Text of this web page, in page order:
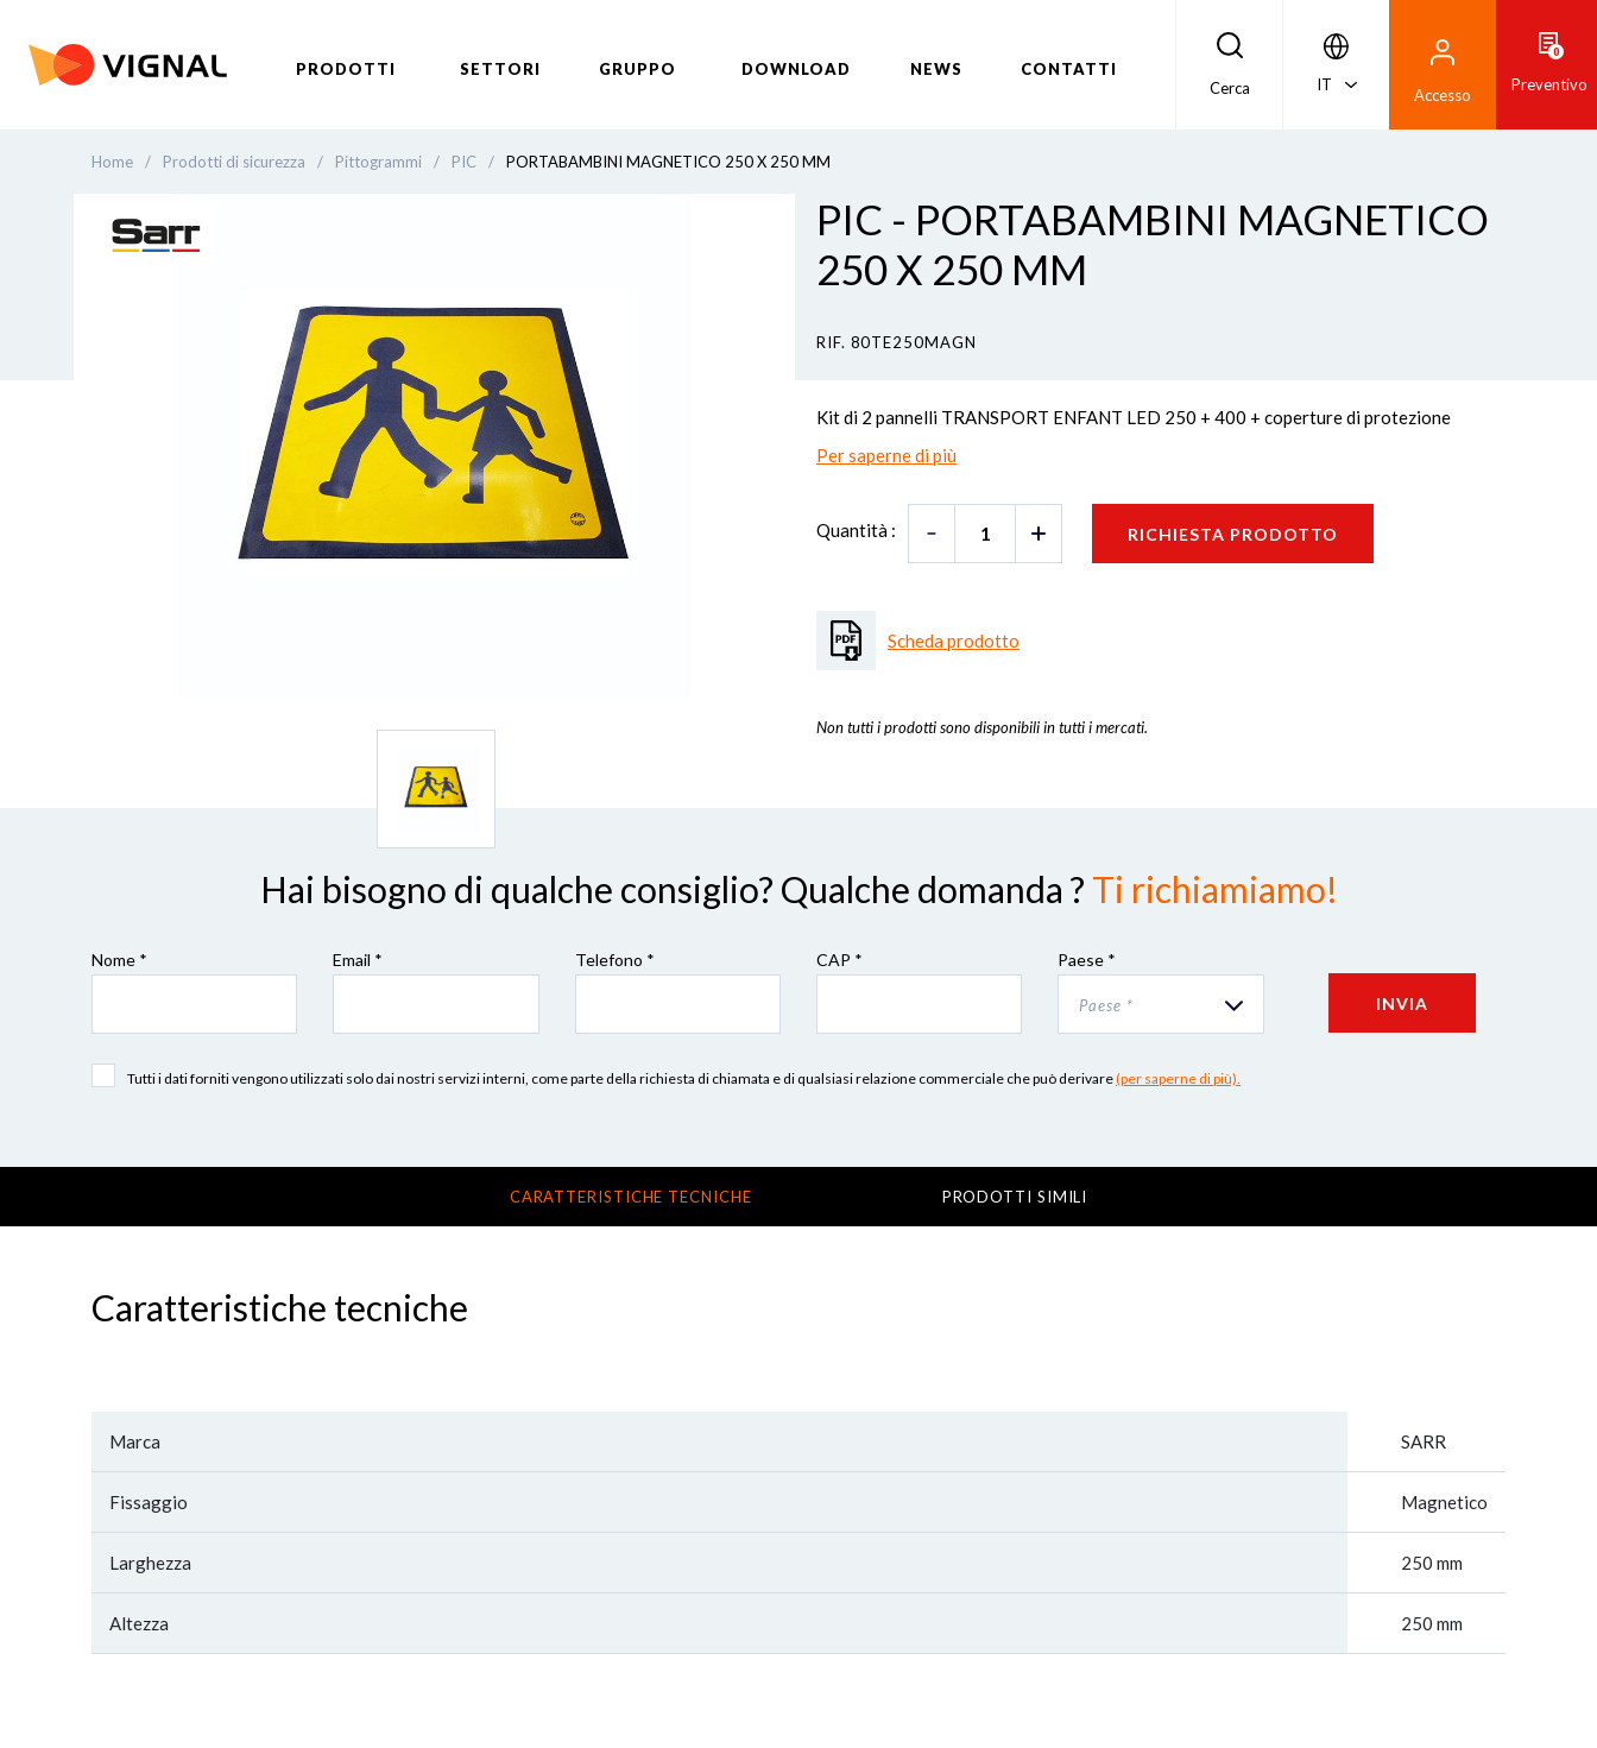
PRODOTTI SETTORI GRUPPO DOWNLOAD NEWS
CONTATTI
Cerca
IT
Accesso
0
Preventivo
Home / Prodotti di sicurezza / Pittogrammi / PIC / PORTABAMBINI MAGNETICO 250 X 250 MM
PIC - PORTABAMBINI MAGNETICO
250 X 250 MM
RIF. 80TE250MAGN
Kit di 2 pannelli TRANSPORT ENFANT LED 250 + 400 + coperture di protezione
Per saperne di più
Quantità : RICHIESTA PRODOTTO
Scheda prodotto
Non tutti i prodotti sono disponibili in tutti i mercati.
Hai bisogno di qualche consiglio? Qualche domanda ? Ti richiamiamo!
Nome * Email * Telefono * CAP * Paese *
Paese * INVIA
Tutti i dati forniti vengono utilizzati solo dai nostri servizi interni, come parte della richiesta di chiamata e di qualsiasi relazione commerciale che può derivare(per saperne di più).
CARATTERISTICHE TECNICHE PRODOTTI SIMILI
Caratteristiche tecniche
Marca SARR
Fissaggio Magnetico
Larghezza 250 mm
Altezza 250 mm